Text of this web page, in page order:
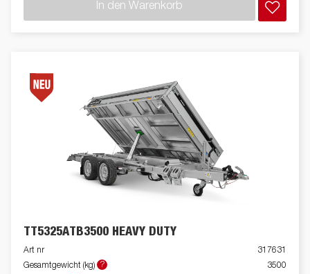
In den Warenkorb
TT5325ATB3500 HEAVY DUTY
Art nr
317631
Gesamtgewicht (kg)
?
3500